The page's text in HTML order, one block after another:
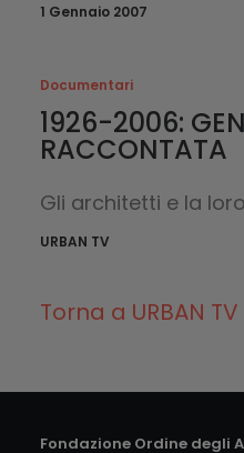
1 Gennaio 2007
Documentari
1926-2006:
RACCONTATA
Gli architetti e la
URBAN TV
Torna a URBAN TV
Fondazione Ordine degli